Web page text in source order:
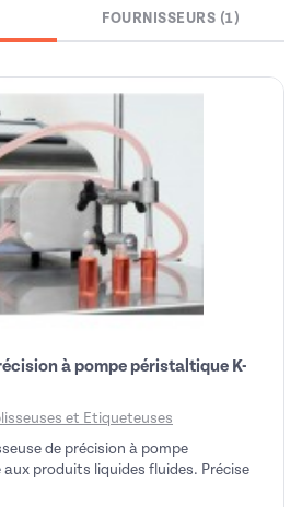
FOURNISSEURS (1)
à pompe péristaltique K-
et Etiqueteuses
de précision à pompe
produits liquides fluides. Précise